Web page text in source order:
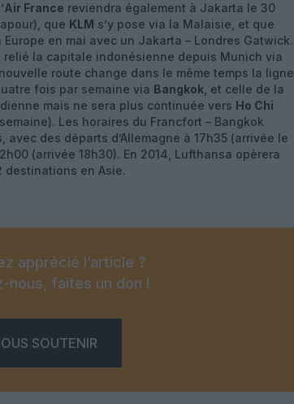
Air France reviendra également à Jakarta le 30
que KLM s’y pose via la Malaisie, et que
en mai avec un Jakarta – Londres Gatwick.
relié la capitale indonésienne depuis Munich via
route change dans le même temps la ligne
fois par semaine via Bangkok , et celle de la
mais ne sera plus continuée vers Ho Chi
Les horaires du Francfort – Bangkok
des départs d’Allemagne à 17h35 (arrivée le
(arrivée 18h30). En 2014, Lufthansa opèrera
destinations en Asie.
apprécié l’article ?
nous, faites un don !
SOUTENIR